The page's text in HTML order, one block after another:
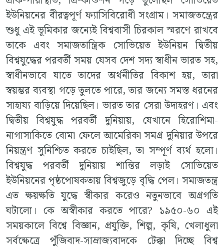
ইউনিয়নের বীরত্বপূর্ণ ফ্যাসিবিরোধী সংগ্রাম। সমাজতন্ত্রের
শুধু এই ভূমিকার জন্যেই বিশ্ববাসী চিরকাল স্মরণে রাখবে
তাকে এবং সমাজতান্ত্রিক সোভিয়েত ইউনিয়ন দ্বিতীয়
বিশ্বযুদ্ধের পরবর্তী সময় যেসব দেশ সদ্য স্বাধীন ভারত সহ,
স্বাধীনভাবে যাতে তাদের অর্থনীতির বিকাশ হয়, তারা
স্বয়ম্ভর ব্যবস্থা গড়ে তুলতে পারে, তার জন্যে সমস্ত ধরনের
সাহায্য বাড়িয়ে দিয়েছিল। ভারত তার সেরা উদাহরণ। এবং
দ্বিতীয় বিশ্বযুদ্ধ পরবর্তী দুনিয়ায়, যেখানে হিরোশিমা-
নাগাসাকিতে বোমা ফেলে আমেরিকা সমগ্র দুনিয়ার উপরে
নিয়ন্ত্রণ সুনিশ্চিত করতে চাইছিল, তা সম্পূর্ণ ব্যর্থ হলো।
বিশ্বযুদ্ধ পরবর্তী দুনিয়ায় শান্তির লড়াই সোভিয়েত
ইউনিয়নের পৃষ্ঠপোষকতায় বিশ্বজুড়ে বৃদ্ধি পেল। সমাজতন্ত্র
এত ক্ষয়ক্ষতি যুদ্ধে স্বীকার করেও নতুনভাবে অগ্রগতি
ঘটালো। কে অস্বীকার করতে পারে? ১৯৫০-৬০ এই
সময়কালে বিশ্বে বিজ্ঞান, প্রযুক্তি, শিল্প, কৃষি, খেলাধুলা
সর্বক্ষেত্রে পুঁজিবাদ-সাম্রাজ্যবাদকে টেক্কা দিচ্ছে বিশ্ব